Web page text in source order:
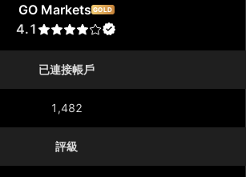
GO Markets GOLD
4.1
已連接帳戶
1,482
評級